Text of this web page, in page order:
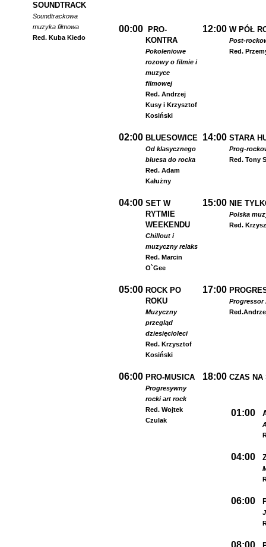
SOUNDTRACK
Soundtrackowa
muzyka filmowa
Red. Kuba Kiedo
00:00
PRO-
KONTRA
Pokoleniowe
rozowy o filmie i
muzyce
filmowej
Red. Andrzej
Kusy i Krzysztof
Kosiński
12:00 W PÓŁ
Post-
Red.
02:00 BLUESOWICE
Od klasycznego
bluesa do rocka
Red. Adam
Kałużny
14:00 STARA
Prog-
Red. Tony
04:00 SET W
RYTMIE
WEEKENDU
Chillout i
muzyczny relaks
Red. Marcin
O`Gee
15:00 NIE
Polska
Red.
05:00 ROCK PO
ROKU
Muzyczny
przegląd
dziesięcioleci
Red. Krzysztof
Kosiński
17:00
Progressor
Red.
06:00 PRO-MUSICA
Progresywny
rocki art rock
Red. Wojtek
Czulak
18:00 CZAS NA
01:00
04:00
06:00
08:00